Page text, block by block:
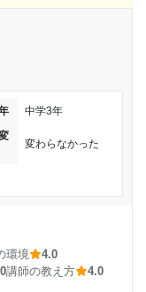
の口コミをもっと見る
いが、苦手科目を
ぞれ。
広くはなかった
記憶がある。治安
ニケーション等)
中学3年
変わらなかった
環境
4.0
講師の教え方 4.0